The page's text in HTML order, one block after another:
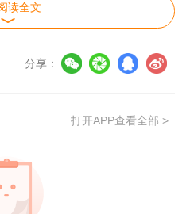
读全文
分享：
打开APP查看全部 >